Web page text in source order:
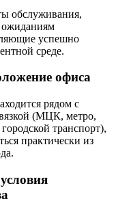
обслуживания,
ожиданиям
успешно
среде.
офиса
рядом с
(МЦК, метро,
транспорт),
практически из